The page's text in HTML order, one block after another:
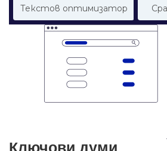
Текстов оптимизатор